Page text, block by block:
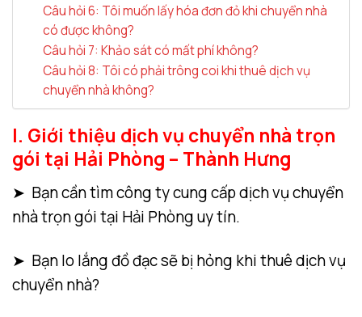
Câu hỏi 6: Tôi muốn lấy hóa đơn đỏ khi chuyển nhà
có được không?
Câu hỏi 7: Khảo sát có mất phí không?
Câu hỏi 8: Tôi có phải trông coi khi thuê dịch vụ
chuyển nhà không?
I. Giới thiệu dịch vụ chuyển nhà trọn
gói tại Hải Phòng – Thành Hưng
➤ Bạn cần tìm công ty cung cấp dịch vụ chuyển
nhà trọn gói tại Hải Phòng uy tín.
➤ Bạn lo lắng đồ đạc sẽ bị hỏng khi thuê dịch vụ
chuyển nhà?